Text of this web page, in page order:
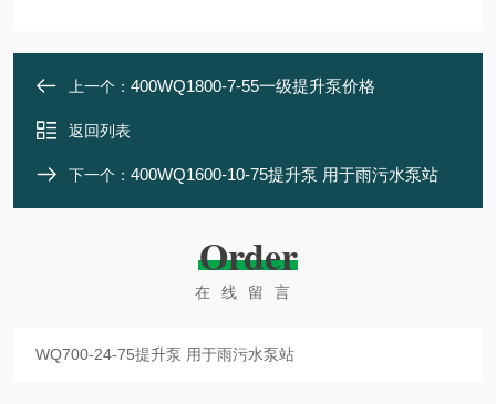
上一个： 400WQ1800-7-55一级提升泵价格
返回列表
下一个： 400WQ1600-10-75提升泵 用于雨污水泵站
Order
在线留言